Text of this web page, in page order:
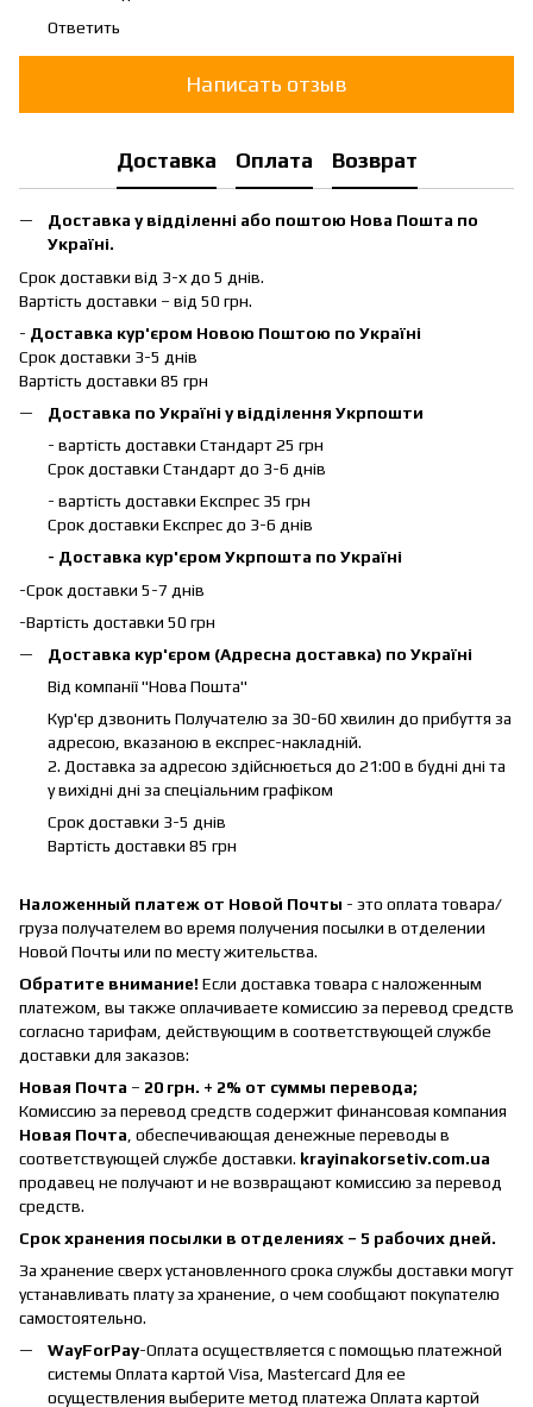
Ответить
Написать отзыв
Доставка Оплата Возврат
Доставка у відділенні або поштою Нова Пошта по
Україні.
Срок доставки від 3-х до 5 днів.
Вартість доставки – від 50 грн.
- Доставка кур'єром Новою Поштою по Україні
Срок доставки 3-5 днів
Вартість доставки 85 грн
Доставка по Україні у відділення Укрпошти
- вартість доставки Стандарт 25 грн
Срок доставки Стандарт до 3-6 днів
- вартість доставки Експрес 35 грн
Срок доставки Експрес до 3-6 днів
- Доставка кур'єром Укрпошта по Україні
-Срок доставки 5-7 днів
-Вартість доставки 50 грн
Доставка кур'єром (Адресна доставка) по Україні
Від компанії "Нова Пошта"
Кур'єр дзвонить Получателю за 30-60 хвилин до прибуття за
адресою, вказаною в експрес-накладній.
2. Доставка за адресою здійснюється до 21:00 в будні дні та
у вихідні дні за спеціальним графіком
Срок доставки 3-5 днів
Вартість доставки 85 грн
Наложенный платеж от Новой Почты - это оплата товара/
груза получателем во время получения посылки в отделении
Новой Почты или по месту жительства.
Обратите внимание!Если доставка товара с наложенным
платежом, вы также оплачиваете комиссию за перевод средств
согласно тарифам, действующим в соответствующей службе
доставки для заказов:
Новая Почта – 20 грн. + 2% от суммы перевода;
Комиссию за перевод средств содержит финансовая компания
Новая Почта , обеспечивающая денежные переводы в
соответствующей службе доставки. krayinakorsetiv.com.ua
продавец не получают и не возвращают комиссию за перевод
средств.
Срок хранения посылки в отделениях – 5 рабочих дней.
За хранение сверх установленного срока службы доставки могут
устанавливать плату за хранение, о чем сообщают покупателю
самостоятельно.
WayForPay-Оплата осуществляется с помощью платежной
системы Оплата картой Visa, Mastercard Для ее
осуществления выберите метод платежа Оплата картой